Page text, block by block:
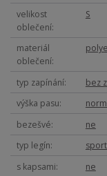
velikost
oblečení
S
materiál
oblečení
typ zapínání
bez
výška pasu
bezešvé
ne
typ legín
s kapsami
ne